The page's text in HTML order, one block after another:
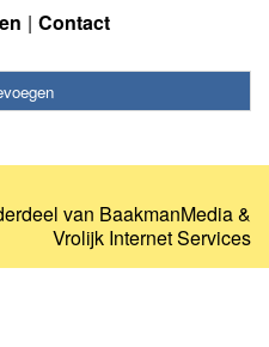
Contact
van BaakmanMedia&
Vrolijk Internet Services